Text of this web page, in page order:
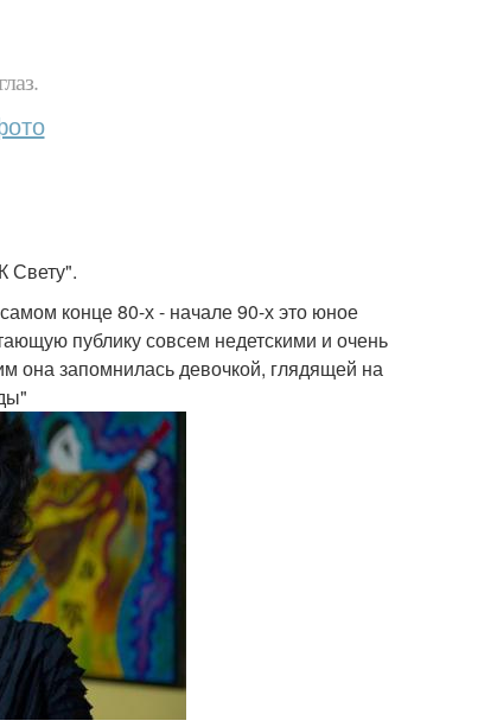
Свету".
конце 80-х - начале 90-х это юное
публику совсем недетскими и очень
она запомнилась девочкой, глядящей на